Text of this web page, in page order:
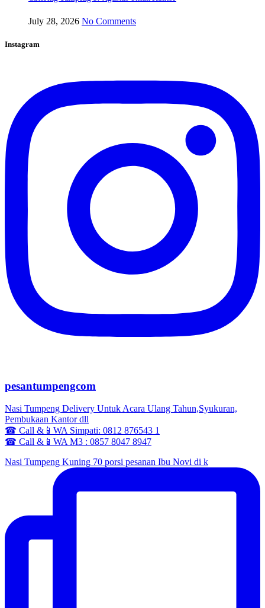
July 28, 2026 No Comments
Instagram
pesantumpengcom
Nasi Tumpeng Delivery Untuk Acara Ulang Tahun,Syukuran,
Pembukaan Kantor dll
☎ Call &📱WA Simpati: 0812 876543 1
☎ Call &📱WA M3 : 0857 8047 8947
Nasi Tumpeng Kuning 70 porsi pesanan Ibu Novi di k